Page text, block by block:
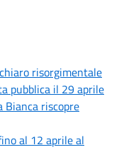
risorgimentale
pubblica il 29 aprile
Bianca riscopre
al 12 aprile al